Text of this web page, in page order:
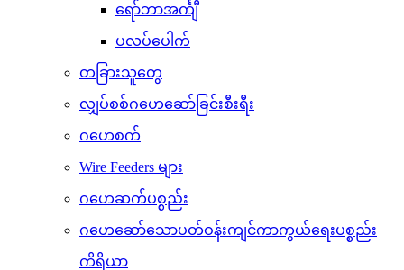
ရော်ဘာအင်္ကျီ
ပလပ်ပေါက်
တခြားသူတွေ
လျှပ်စစ်ဂဟေဆော်ခြင်းစီးရီး
ဂဟေစက်
Wire Feeders များ
ဂဟေဆက်ပစ္စည်း
ဂဟေဆော်သောပတ်ဝန်းကျင်ကာကွယ်ရေးပစ္စည်း
ကိရိယာ